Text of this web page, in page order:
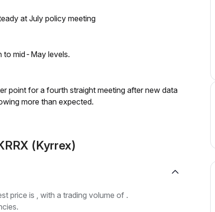
at July policy meeting
to mid-May levels.
point for a fourth straight meeting after new data
more than expected.
(Kyrrex)
price is , with a trading volume of .